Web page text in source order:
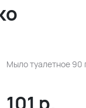
Мыло туалетное 90